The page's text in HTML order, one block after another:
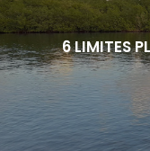
6 LIMITES